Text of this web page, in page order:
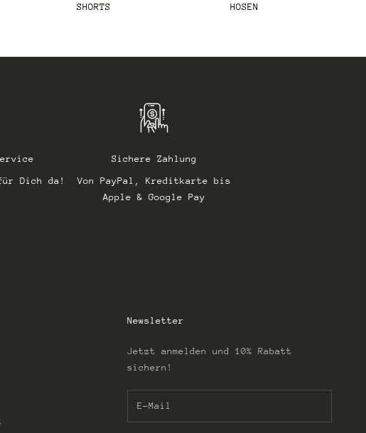
SHORTS HOSEN
Dich da!
Sichere Zahlung
Von PayPal, Kreditkarte bis
Apple & Google Pay
Newsletter
Jetzt anmelden und 10% Rabatt
sichern!